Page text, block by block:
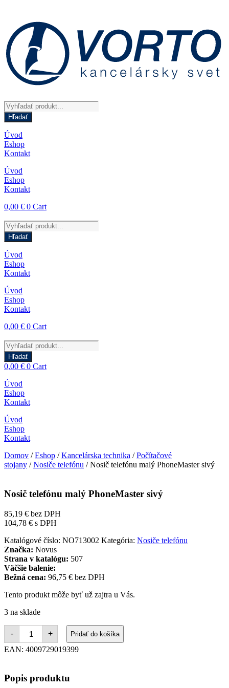
obsah
Products
search
Hľadať
Úvod
Eshop
Kontakt
Úvod
Eshop
Kontakt
0,00 € 0 Cart
Products
search
Hľadať
Úvod
Eshop
Kontakt
Úvod
Eshop
Kontakt
0,00 € 0 Cart
Products
search
Hľadať
0,00 € 0 Cart
Úvod
Eshop
Kontakt
Úvod
Eshop
Kontakt
Domov /Eshop /Kancelárska technika /Počítačové
stojany /Nosiče telefónu / Nosič telefónu malý PhoneMaster sivý
Nosič telefónu malý PhoneMaster sivý
85,19 € bez DPH
104,78 € s DPH
Katalógové číslo: NO713002 Kategória: Nosiče telefónu
Značka: Novus
Strana v katalógu: 507
Väčšie balenie:
Bežná cena: 96,75 € bez DPH
Tento produkt môže byť už zajtra u Vás.
3 na sklade
-
množstvo
Nosič
telefónu
malý
+ Pridať do košíka
EAN: 4009729019399
Popis produktu